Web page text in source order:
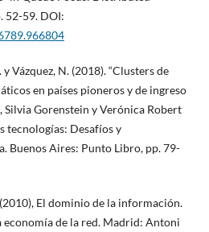
52-59. DOI:
Vázquez, N. (2018). “Clusters de
en países pioneros y de ingreso
Silvia Gorenstein y Verónica Robert
tecnologías: Desafíos y
Buenos Aires: Punto Libro, pp. 79-
El dominio de la información.
economía de la red. Madrid: Antoni